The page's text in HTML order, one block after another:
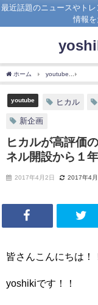
最近話題のニュースやト
情報を
ホーム youtube
youtube ヒカル
新企画
ヒカルが高評価
ネル開設から１
2017年4月2日 2017年4月
皆さんこんにちは！
yoshikiです！！